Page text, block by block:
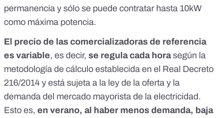
permanencia y sólo se puede contratar hasta 10kW
como máxima potencia.
El precio de las comercializadoras de referencia
es variable, es decir, se regula cada horasegún la
metodología de cálculo establecida en el Real Decreto
216/2014 y está sujeta a la ley de la oferta y la
demanda del mercado mayorista de la electricidad.
Esto es, en verano, al haber menos demanda, baja